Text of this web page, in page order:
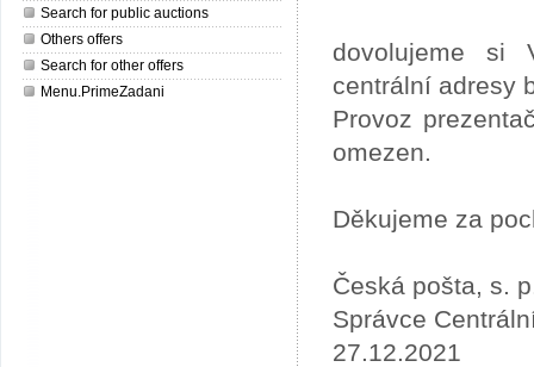
Search for public auctions
Others offers
Search for other offers
Menu.PrimeZadani
dovolujeme si
centrální adresy
Provoz
omezen.
Děkujeme za
Česká pošta, s.
Správce
27.12.2021